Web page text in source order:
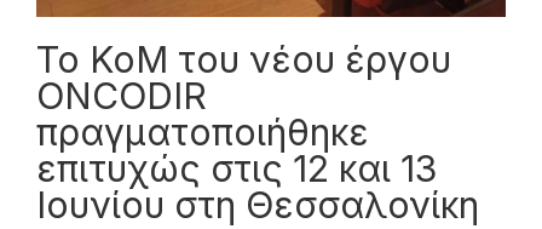
Το KoM του νέου έργου
ONCODIR
πραγματοποιήθηκε
επιτυχώς στις 12 και 13
Ιουνίου στη Θεσσαλονίκη